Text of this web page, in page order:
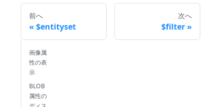
前へ
$entityset
次へ
$filter
画像属
性の表
示
BLOB
属性の